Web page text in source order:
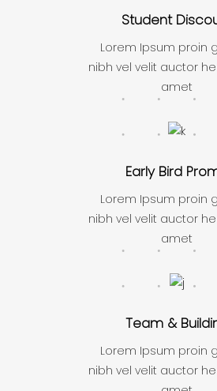
Student
Lorem Ipsum proin
nibh vel velit auctor
amet
Early Bird
Lorem Ipsum proin
nibh vel velit auctor
amet
Team &
Lorem Ipsum proin
nibh vel velit auctor